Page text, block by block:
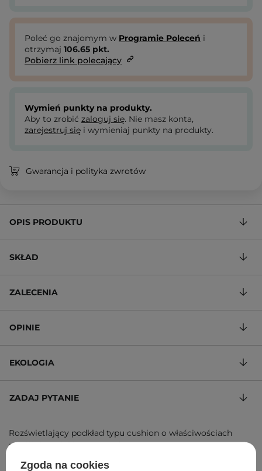
Poleć go znajomym w Programie Poleceń i
otrzymaj 106.65 pkt.
Pobierz link polecający
Wymień punkty na produkty.
Aby to zrobić zaloguj się. Nie masz konta,
zarejestruj się i wymieniaj punkty na produkty.
Gwarancja i polityka zwrotów
OPIS PRODUKTU
SKŁAD
ZALECENIA
OPINIE
EKOLOGIA
ZADAJ PYTANIE
Rozświetlający podkład typu cushion o właściwościach
nawilżających i łagodzących
284,40 zł/ 100 g, w tym VAT
Zgoda na cookies